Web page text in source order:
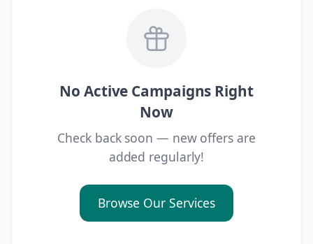
No Active Campaigns Right
Now
Check back soon — new offers are
added regularly!
Browse Our Services